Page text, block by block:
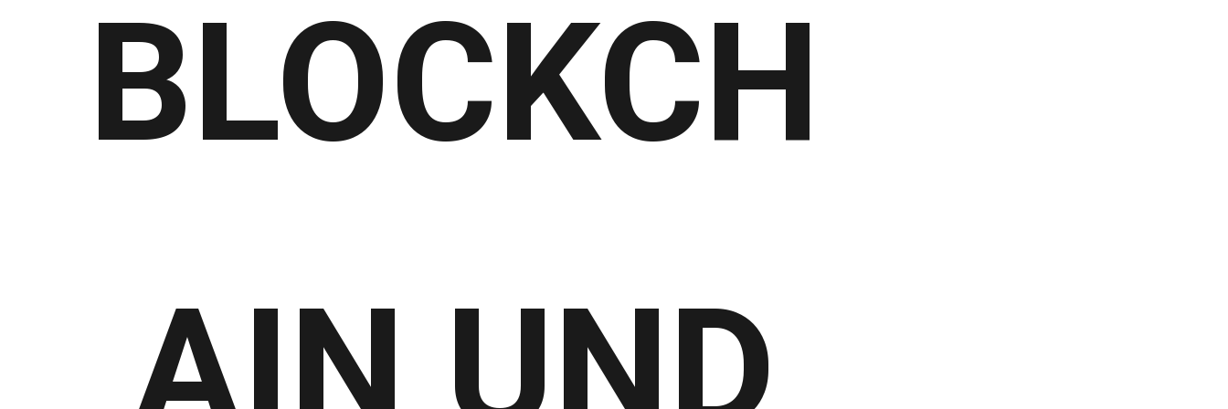
BLOCKCH
AIN UND